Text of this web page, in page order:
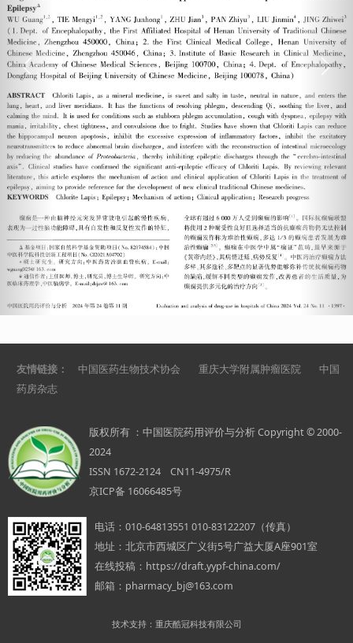
Previous Next
友情链接： 中国医药生物技术协会 重庆大学附属肿瘤医院
中国
药房杂志
版权所有 ：中国医院药用评价与分析 Copyright © 2000-
2024
ISSN 1672-2124 CN11-4975/R
京ICP备 16066485号
电话： 010-64813551 010-83122207（传真）
地址： 北京市西城区广义街5号广益大厦A座901室
在线投稿： https://draft.yypf-china.com/
邮箱： pharmacy_bj@163.com
技术支持：重庆酷冠科技有限公司